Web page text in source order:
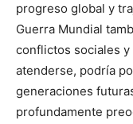
progreso global y
Guerra Mundial
conflictos sociales
atenderse, podría
generaciones
profundamente